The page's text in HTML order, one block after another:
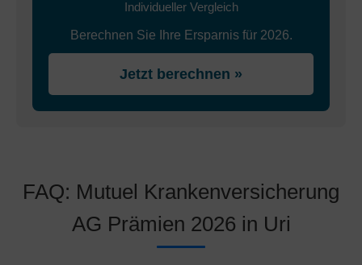
Individueller Vergleich
Berechnen Sie Ihre Ersparnis für 2026.
Jetzt berechnen »
FAQ: Mutuel Krankenversicherung
AG Prämien 2026 in Uri